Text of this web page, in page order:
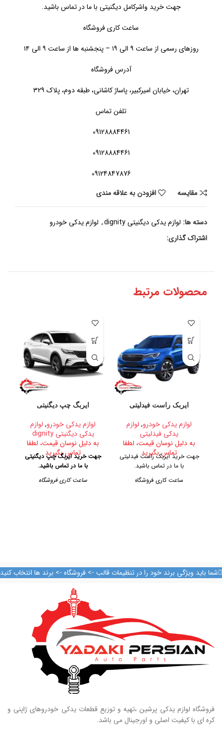
جهت خرید واشرکامل دیگنیتی با ما در تماس باشید.
ساعت کاری فروشگاه
روزهای رسمی از ساعت ۹ الی ۱۹ – پنجشنبه ها از ساعت ۹ الی ۱۴
آدرس فروشگاه
تهران، خیابان امیرکبیر، پاساژ کاشانی، طبقه دوم، پلاک ۳۲۹
تلفن تماس
09128884461
09128884461
09124847876
مقايسه
افزودن به علاقه مندی
دسته ها: لوازم یدکی دیگنیتی dignity , لوازم یدکی خودرو
اشتراک گذاری:
محصولات مرتبط
ایربک راست فیدلیتی
لوازم یدکی خودرو, لوازم
یدکی فیدلیتی
به دلیل نوسان قیمت، لطفا
تماس بگیرید
جهت خرید ایربک راست فیدلیتی
با ما در تماس باشید.
ساعت کاری فروشگاه
09128884461
ایربگ چپ دیگنیتی
لوازم یدکی خودرو, لوازم
یدکی دیگنیتی dignity
به دلیل نوسان قیمت، لطفا
تماس بگیرید
جهت خرید ایربگ چپ دیگنیتی
با ما در تماس باشید.
ساعت کاری فروشگاه
09128884461
09124847876
شما باید ویژگی برند خود را در تنظیمات قالب -> فروشگاه -> برند ها انتخاب کنید
فروشگاه لوازم یدکی پرشین ،تهیه و توزیع قطعات یدکی خودروهای ژاپنی و
کره ای با کیفیت اصلی و اورجینال می باشد.